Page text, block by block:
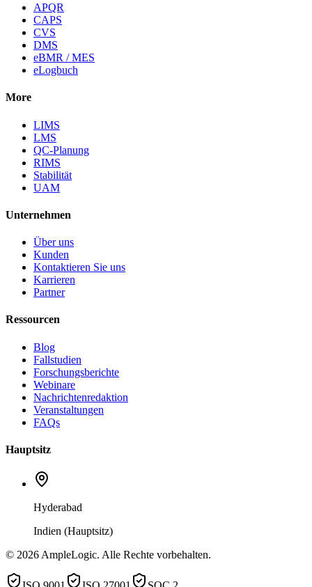
APQR
CAPS
CVS
DMS
eBMR / MES
eLogbuch
More
LIMS
LMS
QC-Planung
RIMS
Stabilität
UAM
Unternehmen
Über uns
Kunden
Kontaktieren Sie uns
Karrieren
Partner
Ressourcen
Blog
Fallstudien
Forschungsberichte
Webinare
Nachrichtenredaktion
Veranstaltungen
FAQs
Hauptsitz
Hyderabad
Indien (Hauptsitz)
© 2026 AmpleLogic. Alle Rechte vorbehalten.